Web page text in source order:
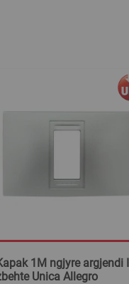
1M ngjyre argjendi I
Unica Allegro